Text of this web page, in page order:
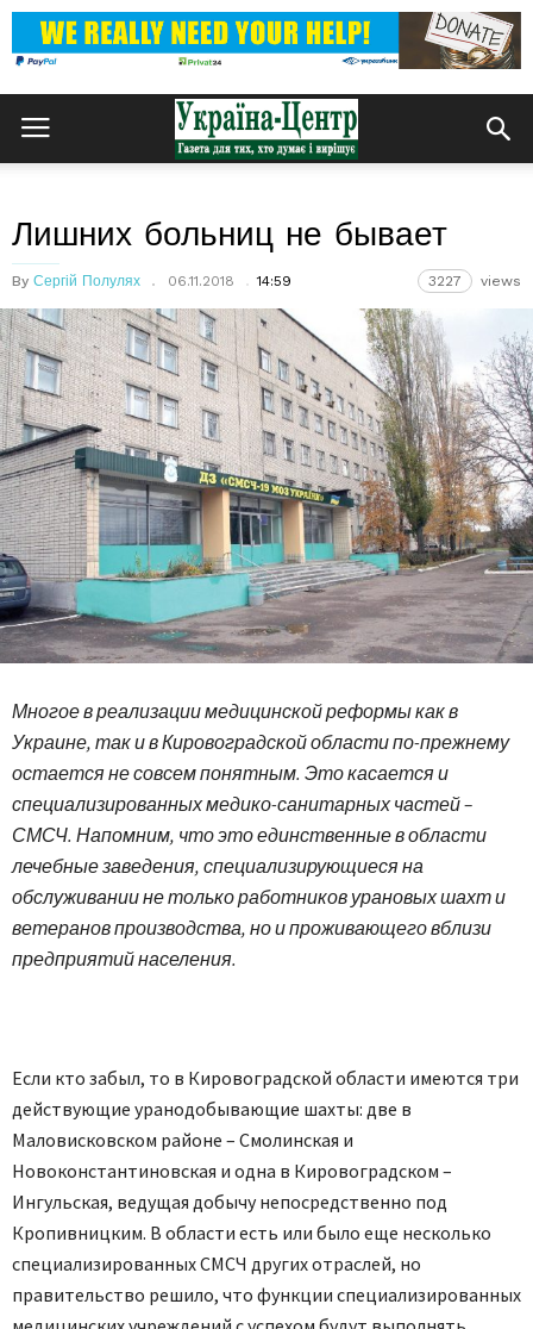
Лишних больниц не бывает
By Сергій Полулях 06.11.2018 14:59 3227 views
Многое в реализации медицинской реформы как в
Украине, так и в Кировоградской области по-прежнему
остается не совсем понятным. Это касается и
специализированных медико-санитарных частей –
СМСЧ. Напомним, что это единственные в области
лечебные заведения, специализирующиеся на
обслуживании не только работников урановых шахт и
ветеранов производства, но и проживающего вблизи
предприятий населения.
Если кто забыл, то в Кировоградской области имеются три
действующие уранодобывающие шахты: две в
Маловисковском районе – Смолинская и
Новоконстантиновская и одна в Кировоградском –
Ингульская, ведущая добычу непосредственно под
Кропивницким. В области есть или было еще несколько
специализированных СМСЧ других отраслей, но
правительство решило, что функции специализированных